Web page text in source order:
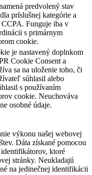
predvolený stav
príslušnej kategórie a
CCPA. Funguje iba v
s primárnym
cookie.
je nastavený doplnkom
Cookie Consent a
sa na uloženie toho, či
súhlasil alebo
s používaním
cookie. Neuchováva
osobné údaje.
výkonu našej webovej
Dáta získané pomocou
ktoré
stránky. Neukladajú
na jedinečnej identifikácii